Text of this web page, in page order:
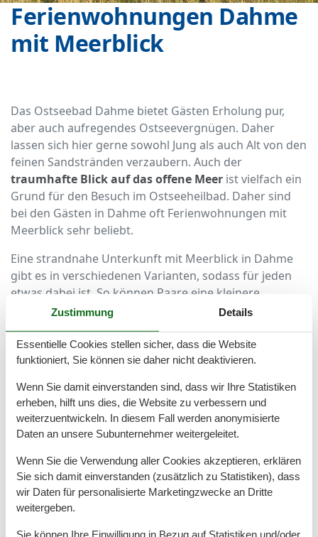
Ferienwohnungen Dahme
mit Meerblick
Das Ostseebad Dahme bietet Gästen Erholung pur,
aber auch aufregendes Ostseevergnügen. Daher
lassen sich hier gerne sowohl Jung als auch Alt von den
feinen Sandstränden verzaubern. Auch der
traumhafte Blick auf das offene Meer ist vielfach ein
Grund für den Besuch im Ostseeheilbad. Daher sind
bei den Gästen in Dahme oft Ferienwohnungen mit
Meerblick sehr beliebt.
Eine strandnahe Unterkunft mit Meerblick in Dahme
gibt es in verschiedenen Varianten, sodass für jeden
etwas dabei ist. So können Paare eine kleinere
Unterkunft mit einem Schlafzimmer oder Gruppen
eine Ferienwohnung mit mehr Schlafzimmern und
Meerblick buchen. Zusätzlich gibt es luxuriöse
Ferienwohnungen oder -häuser, welche neben dem
aufweisen.
Eine Ferienwohnung mit Meerblick hat zusätzlich den
Vorteil, nur einen Katzensprung vom Strand entfernt
zu sein. Am Strand kann man Erholung im Strandkorb
finden oder beim Surfen die Wellen erobern. Natürlich
gibt es noch eine Reihe weiterer Angebote, die in
Anspruch genommen werden können. So zum Beispiel
Zustimmung Details
Essentielle Cookies stellen sicher, dass die Website
funktioniert, Sie können sie daher nicht deaktivieren.
Wenn Sie damit einverstanden sind, dass wir Ihre Statistiken
erheben, hilft uns dies, die Website zu verbessern und
weiterzuentwickeln. In diesem Fall werden anonymisierte
Daten an unsere Subunternehmer weitergeleitet.
Wenn Sie die Verwendung aller Cookies akzeptieren, erklären
Sie sich damit einverstanden (zusätzlich zu Statistiken), dass
wir Daten für personalisierte Marketingzwecke an Dritte
weitergeben.
Sie können Ihre Einwilligung in Bezug auf Statistiken und/oder